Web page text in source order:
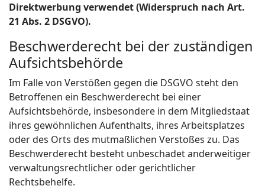
Direktwerbung verwendet (Widerspruch nach Art.
21 Abs. 2 DSGVO).
Beschwerderecht bei der zuständigen
Aufsichtsbehörde
Im Falle von Verstößen gegen die DSGVO steht den
Betroffenen ein Beschwerderecht bei einer
Aufsichtsbehörde, insbesondere in dem Mitgliedstaat
ihres gewöhnlichen Aufenthalts, ihres Arbeitsplatzes
oder des Orts des mutmaßlichen Verstoßes zu. Das
Beschwerderecht besteht unbeschadet anderweitiger
verwaltungsrechtlicher oder gerichtlicher
Rechtsbehelfe.